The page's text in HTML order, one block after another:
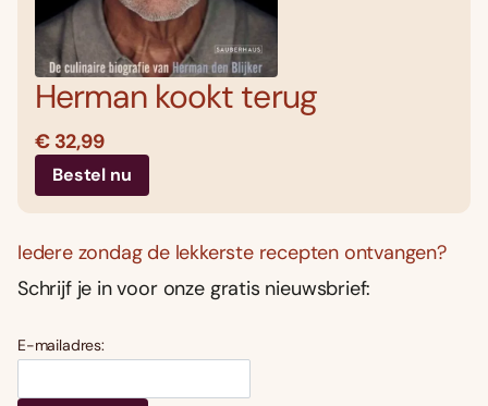
Herman kookt terug
€ 32,99
Bestel nu
Iedere zondag de lekkerste recepten ontvangen?
Schrijf je in voor onze gratis nieuwsbrief:
E-mailadres: